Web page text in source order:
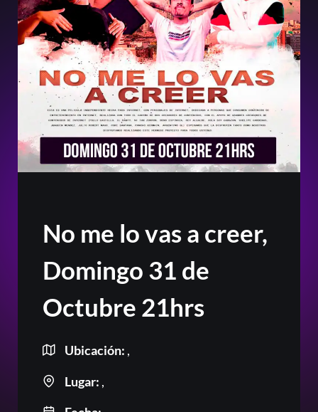
No me lo vas a creer,
Domingo 31 de
Octubre 21hrs
Ubicación: ,
Lugar: ,